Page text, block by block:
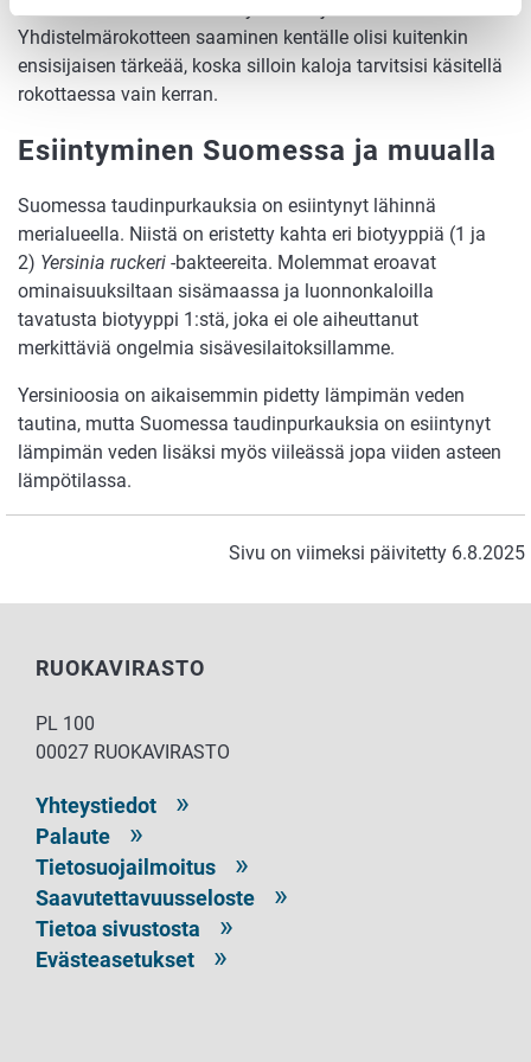
Yhdistelmärokotteen saaminen kentälle olisi kuitenkin
ensisijaisen tärkeää, koska silloin kaloja tarvitsisi käsitellä
rokottaessa vain kerran.
Esiintyminen Suomessa ja muualla
Suomessa taudinpurkauksia on esiintynyt lähinnä
merialueella. Niistä on eristetty kahta eri biotyyppiä (1 ja
2) Yersinia ruckeri -bakteereita. Molemmat eroavat
ominaisuuksiltaan sisämaassa ja luonnonkaloilla
tavatusta biotyyppi 1:stä, joka ei ole aiheuttanut
merkittäviä ongelmia sisävesilaitoksillamme.
Yersinioosia on aikaisemmin pidetty lämpimän veden
tautina, mutta Suomessa taudinpurkauksia on esiintynyt
lämpimän veden lisäksi myös viileässä jopa viiden asteen
lämpötilassa.
Sivu on viimeksi päivitetty 6.8.2025
RUOKAVIRASTO
PL 100
00027 RUOKAVIRASTO
Yhteystiedot
Palaute
Tietosuojailmoitus
Saavutettavuusseloste
Tietoa sivustosta
Evästeasetukset